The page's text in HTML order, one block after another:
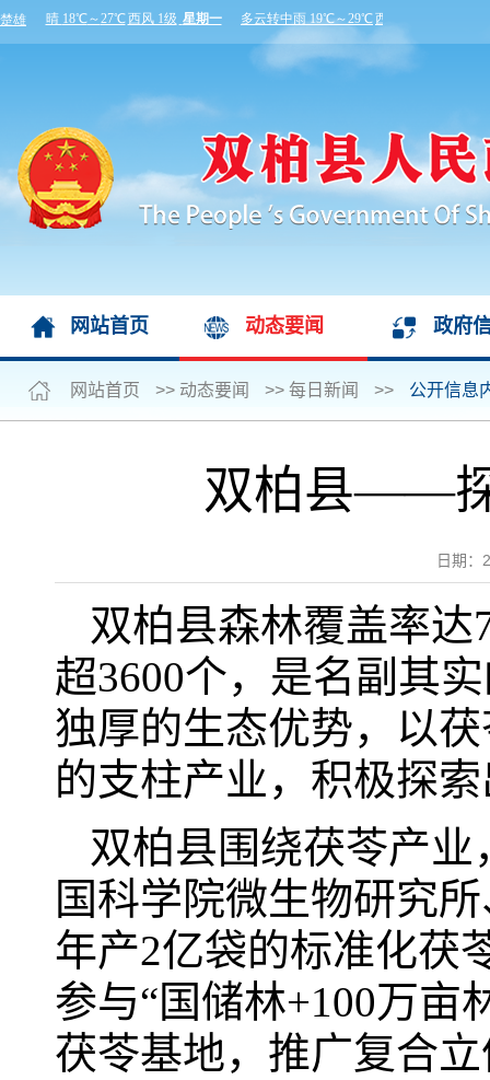
网站首页 动态要闻 政府
网站首页 >> 动态要闻 >> 每日新闻 >> 公开信息
双柏县——
日期
双柏县森林覆盖率达
超3600个，是名副其
独厚的生态优势，以
的支柱产业，积极探
双柏县围绕茯苓产
国科学院微生物研究
年产2亿袋的标准化茯
参与“国储林+100万亩
茯苓基地，推广复合